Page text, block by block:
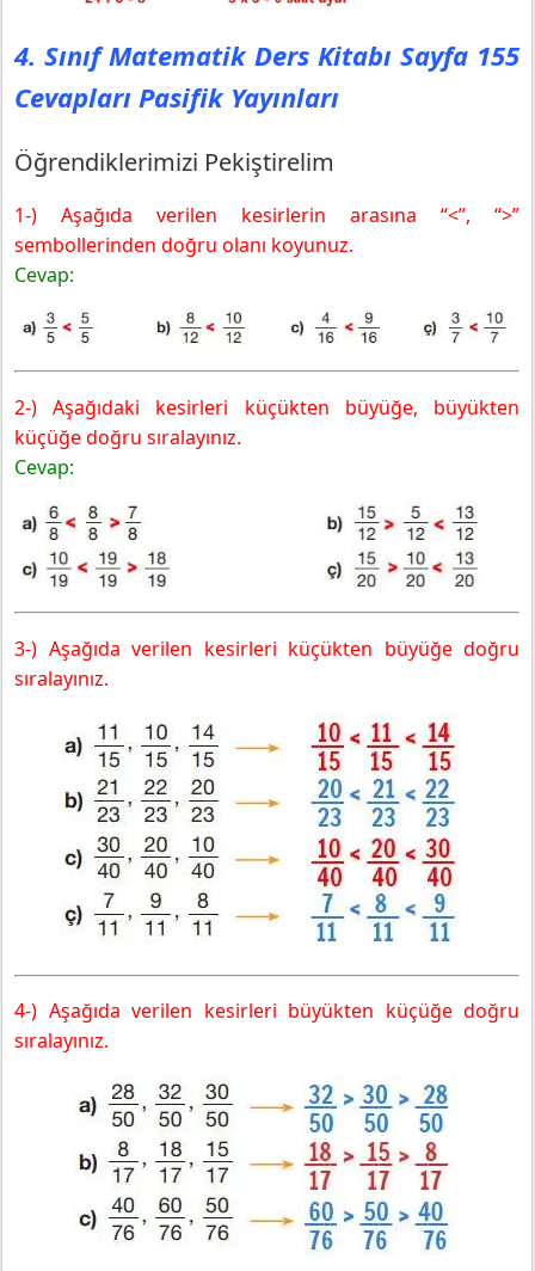
4. Sınıf Matematik Ders Kitabı Sayfa 155
Cevapları Pasifik Yayınları
Öğrendiklerimizi Pekiştirelim
1-) Aşağıda verilen kesirlerin arasına “<”, “>”
sembollerinden doğru olanı koyunuz.
Cevap:
2-) Aşağıdaki kesirleri küçükten büyüğe, büyükten
küçüğe doğru sıralayınız.
Cevap:
3-) Aşağıda verilen kesirleri küçükten büyüğe doğru
sıralayınız.
4-) Aşağıda verilen kesirleri büyükten küçüğe doğru
sıralayınız.